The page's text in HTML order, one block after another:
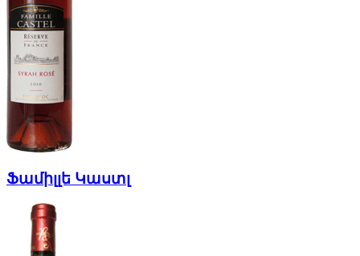
Ֆամիլլե Կաստլ